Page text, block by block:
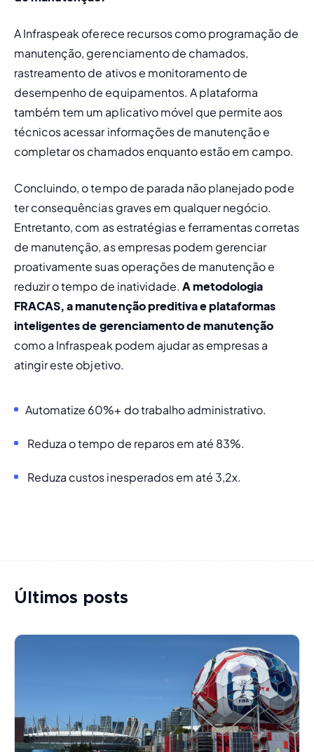
A Infraspeak oferece recursos como programação de
manutenção, gerenciamento de chamados,
rastreamento de ativos e monitoramento de
desempenho de equipamentos. A plataforma
também tem um aplicativo móvel que permite aos
técnicos acessar informações de manutenção e
completar os chamados enquanto estão em campo.
Concluindo, o tempo de parada não planejado pode
ter consequências graves em qualquer negócio.
Entretanto, com as estratégias e ferramentas corretas
de manutenção, as empresas podem gerenciar
proativamente suas operações de manutenção e
reduzir o tempo de inatividade. A metodologia
FRACAS, a manutenção preditiva e plataformas
inteligentes de gerenciamento de manutenção
como a Infraspeak podem ajudar as empresas a
atingir este objetivo.
Automatize 60%+ do trabalho administrativo.
Reduza o tempo de reparos em até 83%.
Reduza custos inesperados em até 3,2x.
Últimos posts